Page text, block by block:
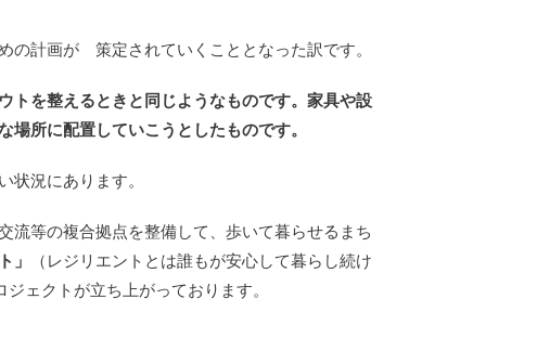
の計画が 策定されていくこととなった訳です。
トを整えるときと同じようなものです。家具や設
所に配置していこうとしたものです。
況にあります。
流等の複合拠点を整備して、歩いて暮らせるまち
」
（レジリエントとは誰もが安心して暮らし続け
ェクトが立ち上がっております。